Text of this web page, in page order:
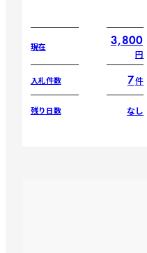
現在 3,800
円
入札件数 7件
残り日数 なし